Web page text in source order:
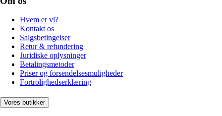
Hvem er vi?
Kontakt os
Salgsbetingelser
Retur & refundering
Juridiske oplysninger
Betalingsmetoder
Priser og forsendelsesmuligheder
Fortrolighedserklæring
Vores butikker